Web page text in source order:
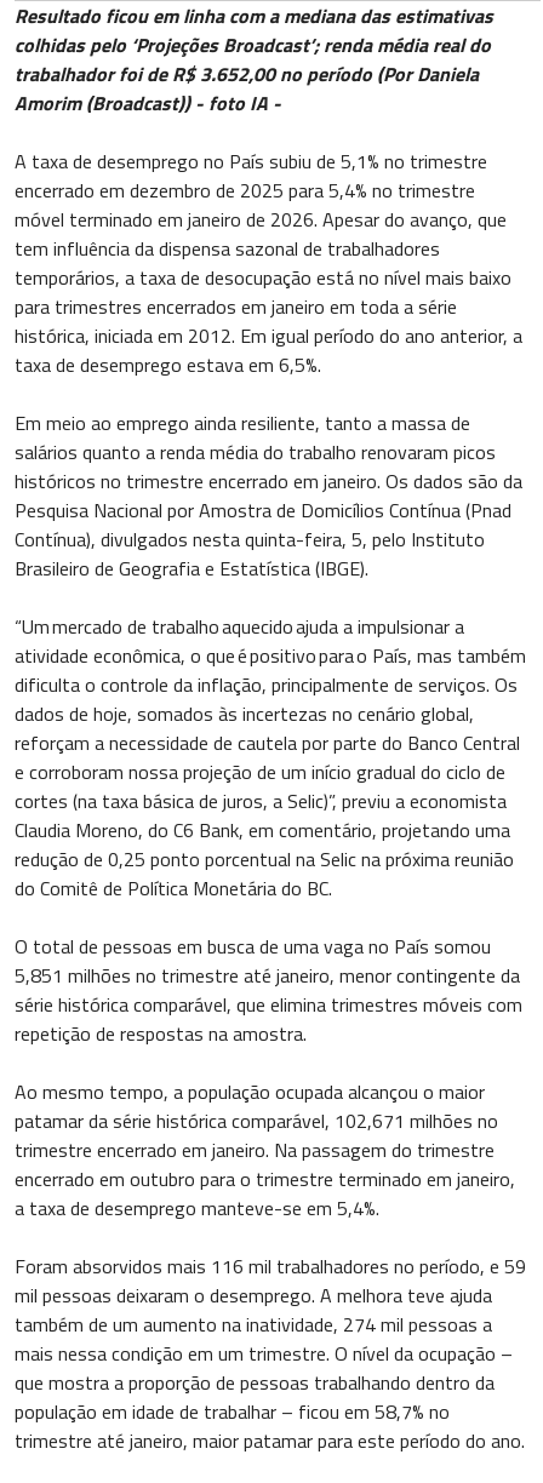
Resultado ficou em linha com a mediana das estimativas
colhidas pelo ‘Projeções Broadcast’; renda média real do
trabalhador foi de R$ 3.652,00 no período (Por Daniela
Amorim (Broadcast)) - foto IA -
A taxa de desemprego no País subiu de 5,1% no trimestre
encerrado em dezembro de 2025 para 5,4% no trimestre
móvel terminado em janeiro de 2026. Apesar do avanço, que
tem influência da dispensa sazonal de trabalhadores
temporários, a taxa de desocupação está no nível mais baixo
para trimestres encerrados em janeiro em toda a série
histórica, iniciada em 2012. Em igual período do ano anterior, a
taxa de desemprego estava em 6,5%.
Em meio ao emprego ainda resiliente, tanto a massa de
salários quanto a renda média do trabalho renovaram picos
históricos no trimestre encerrado em janeiro. Os dados são da
Pesquisa Nacional por Amostra de Domicílios Contínua (Pnad
Contínua), divulgados nesta quinta-feira, 5, pelo Instituto
Brasileiro de Geografia e Estatística (IBGE).
“Um mercado de trabalho aquecido ajuda a impulsionar a
atividade econômica, o que é positivo para o País, mas também
dificulta o controle da inflação, principalmente de serviços. Os
dados de hoje, somados às incertezas no cenário global,
reforçam a necessidade de cautela por parte do Banco Central
e corroboram nossa projeção de um início gradual do ciclo de
cortes (na taxa básica de juros, a Selic)”, previu a economista
Claudia Moreno, do C6 Bank, em comentário, projetando uma
redução de 0,25 ponto porcentual na Selic na próxima reunião
do Comitê de Política Monetária do BC.
O total de pessoas em busca de uma vaga no País somou
5,851 milhões no trimestre até janeiro, menor contingente da
série histórica comparável, que elimina trimestres móveis com
repetição de respostas na amostra.
Ao mesmo tempo, a população ocupada alcançou o maior
patamar da série histórica comparável, 102,671 milhões no
trimestre encerrado em janeiro. Na passagem do trimestre
encerrado em outubro para o trimestre terminado em janeiro,
a taxa de desemprego manteve-se em 5,4%.
Foram absorvidos mais 116 mil trabalhadores no período, e 59
mil pessoas deixaram o desemprego. A melhora teve ajuda
também de um aumento na inatividade, 274 mil pessoas a
mais nessa condição em um trimestre. O nível da ocupação –
que mostra a proporção de pessoas trabalhando dentro da
população em idade de trabalhar – ficou em 58,7% no
trimestre até janeiro, maior patamar para este período do ano.